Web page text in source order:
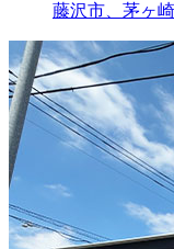
藤沢市、茅ヶ